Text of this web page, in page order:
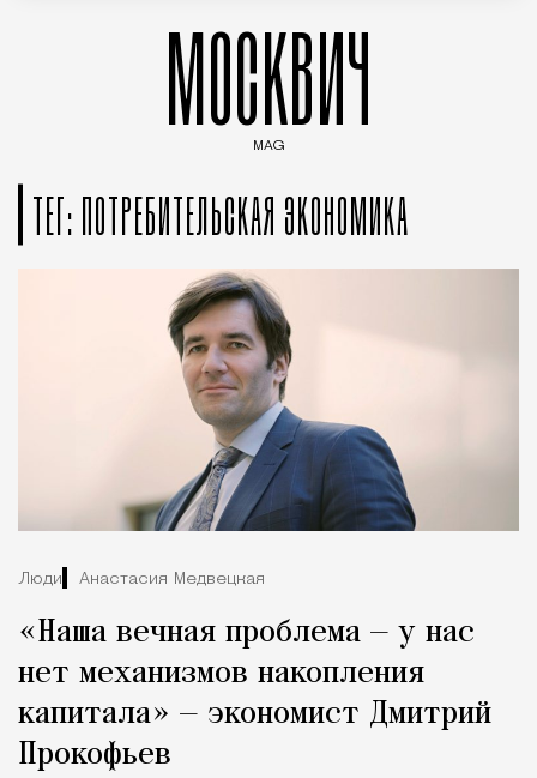
МОСКВИЧ
MAG
ТЕГ: ПОТРЕБИТЕЛЬСКАЯ ЭКОНОМИКА
Люди Анастасия Медвецкая
«Наша вечная проблема — у нас
нет механизмов накопления
капитала» — экономист Дмитрий
Прокофьев